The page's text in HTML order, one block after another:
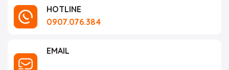
HOTLINE
0907.076.384
EMAIL